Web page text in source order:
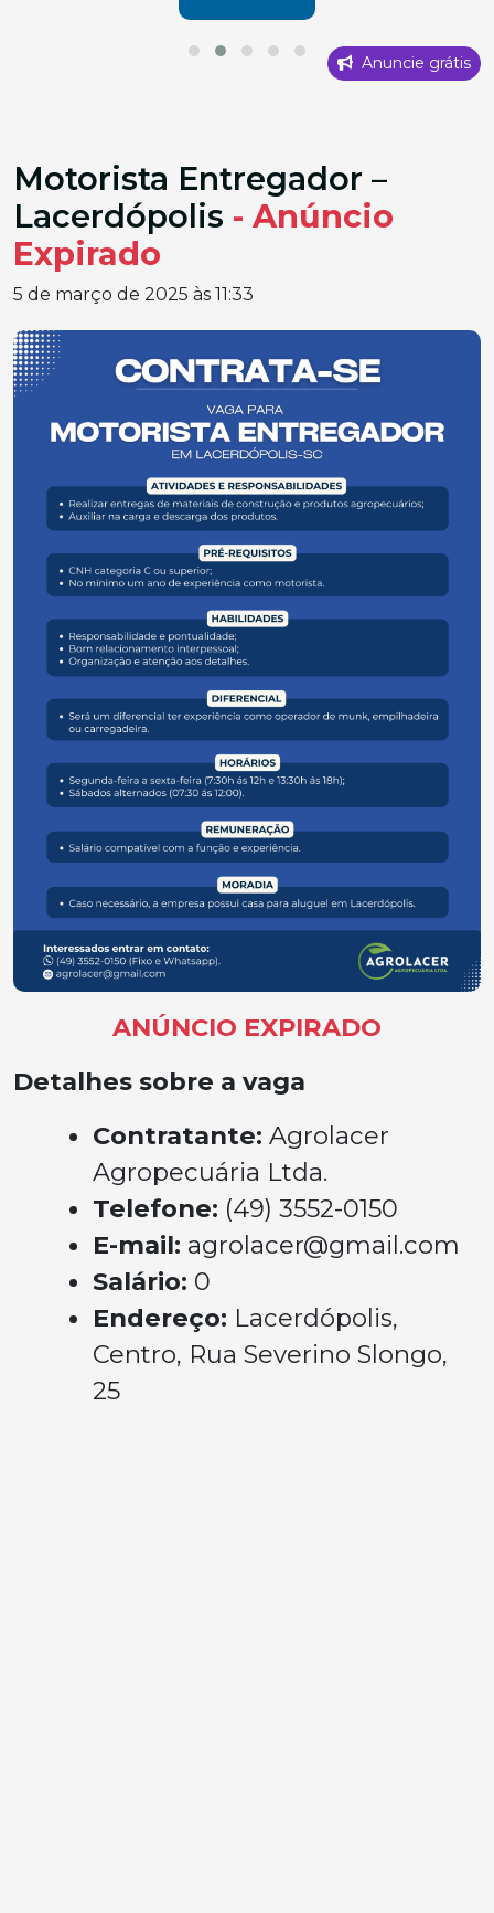
Anuncie grátis
Motorista Entregador –
Lacerdópolis - Anúncio
Expirado
5 de março de 2025 às 11:33
ANÚNCIO EXPIRADO
Detalhes sobre a vaga
Contratante: Agrolacer
Agropecuária Ltda.
Telefone: (49) 3552-0150
E-mail: agrolacer@gmail.com
Salário: 0
Endereço: Lacerdópolis,
Centro, Rua Severino Slongo,
25